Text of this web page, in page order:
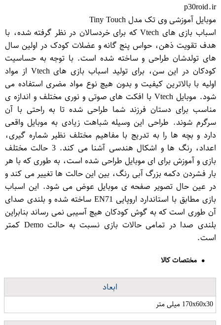
p30roid.ir
موبایل آموزشی وی تک مدل Tiny Touch
اسباب بازی های Vtech که برای خردسالان در نظر گرفته شده، با
هدف تقویت ذهن، حواس پنج گانه و عضلات کودک در اولین سال
های تولدشان طراحی و ساخته شده است. با توجه به حساسیت
کودکان در این سن، برای تولید اسباب بازی های Vtech از مواد
اولیه با بالاترین کیفیت و بدون هیچ نوع مواد مضری استفاده می
شود. موبایل Vtech با افکت های صوتی و نوری مختلف و اندازه ی
مناسب برای دستان فرزند شما طراحی شده تا به راحتی با آن
سرگرم شوند. طراحی این وسیله شباهت زیادی به موبایل واقعی
دارد و بچه ها را به تدریج با مفاهیم مختلف نظیر شماره گیری،
اعداد، رنگ ها و اشکال هندسی آشنا می کند. 3 حالت مختلف
بازی و آموزش برای ای موبایل طراحی شده است، به طوری که با هر
بار فشردن دکمه بزرگ آبی رنگ، بین این حالت ها تغییر می کند و
در عین حال تصویر صفحه ی موبایل عوض می شود. این اسباب
بازی مطابق با استاندارد اروپایی EN71 ساخته شده و بلندی صدای
آن طوری است که به گوش کودکان هیچ آسیبی نمی رساند بنابراین
بلندی صدا در تمامی حالات بازی نسبت به حالت Demo کمتر
است.
مختصات کالا
ابعاد
170x60x30 میلی متر